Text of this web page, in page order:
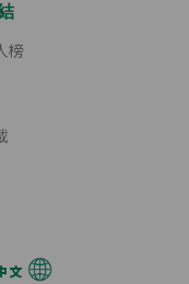
榜
文